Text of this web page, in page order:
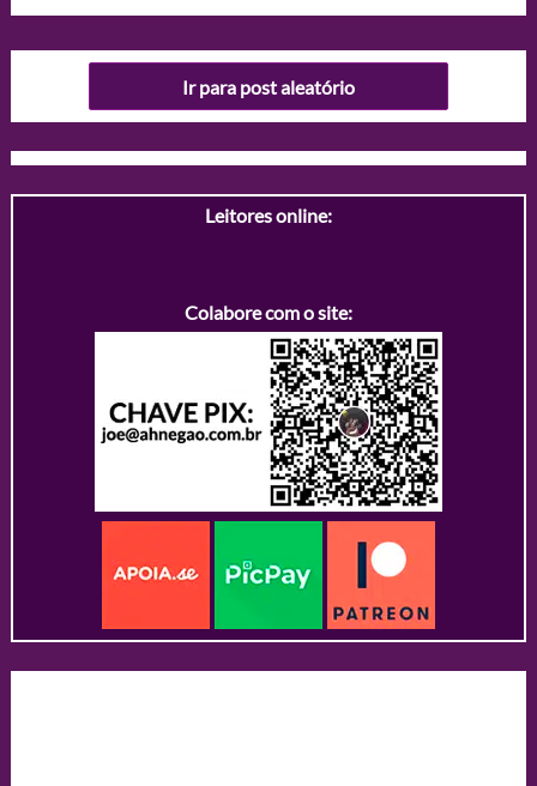
Ir para post aleatório
Leitores online:
Colabore com o site: